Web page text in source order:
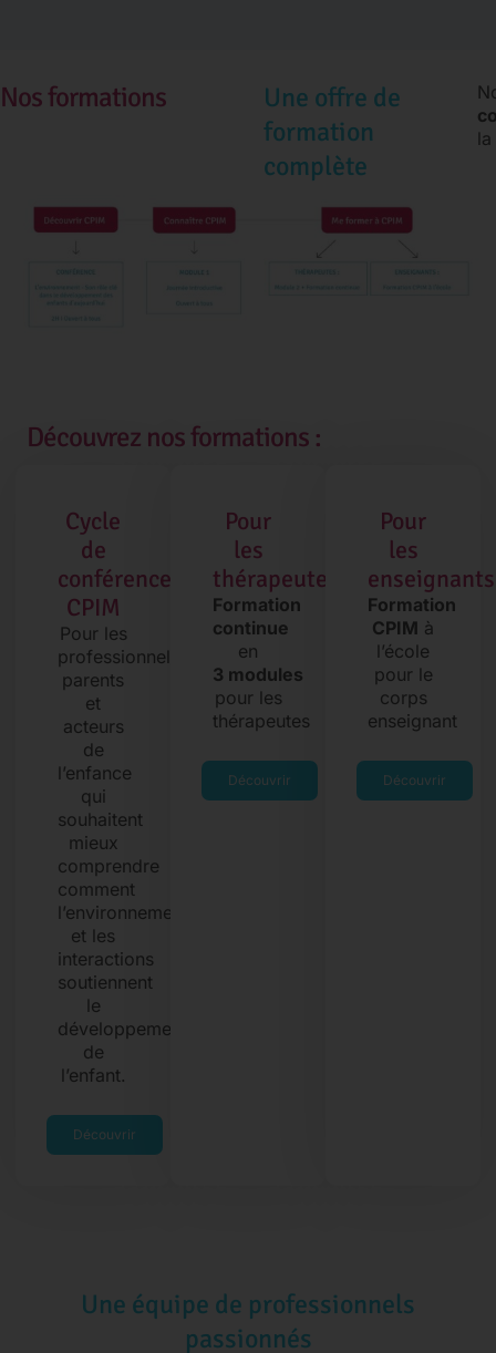
Nos formations
Une offre de
formation
complète
Découvrez nos formations :
Cycle
de
conférences
CPIM
Pour les
professionnels,
parents
et
acteurs
de
l’enfance
qui
souhaitent
mieux
comprendre
comment
l’environnement
et les
interactions
soutiennent
le
développement
de
l’enfant.
Découvrir
Pour
les
thérapeutes
Formation
continue
en
3 modules
pour les
thérapeutes
Découvrir
Pour
les
enseignants
Formation
CPIM à
l’école
pour le
corps
enseignant
Découvrir
Une équipe de professionnels
passionnés